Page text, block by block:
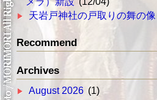
天岩戸神社の戸取りの舞の像
Recommend
Archives
August 2026 (1)